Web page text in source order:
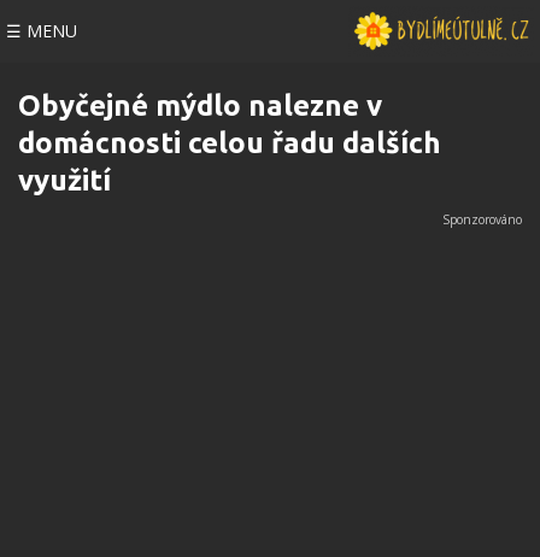
☰ MENU
Obyčejné mýdlo nalezne v
domácnosti celou řadu dalších
využití